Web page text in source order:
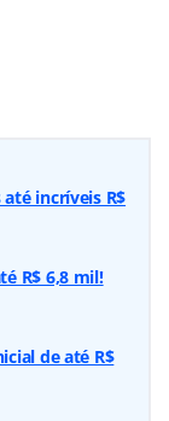
até incríveis R$
R$ 6,8 mil!
de até R$